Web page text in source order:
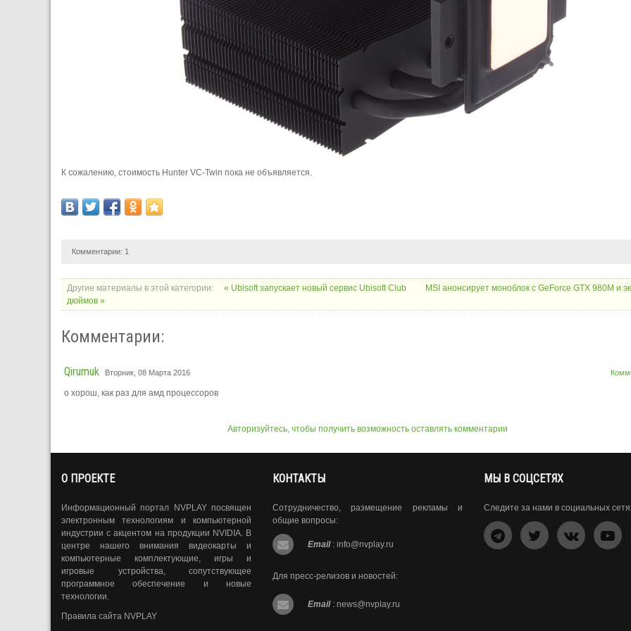
К сожалению, стоимость Hunter VC-Twin пока не объявляется.
Комментарии: 1
Другие материалы в этой категории: « Ubisoft запускает новый сервис Ubisoft Club
MSI анонсирует моноблок с GeForce GTX 980M и
дюймов »
Комментарии:
Qirumuk Вторник, 08 Марта 2016
о хорош, как раз для амд процессоров
Авторизуйтесь, чтобы получить возможность оставлять комментарии
О ПРОЕКТЕ
Информационный портал NVPLAY посвящен
электронным технологиям и компьютерной
индустрии с акцентом на продукции NVIDIA. В
центре нашего внимания видеокарты и
компьютерные комплектующие, игры и
игровые устройства, сопутствующее
программное обеспечение и новые
технологии.
Правила сайта NVPLAY
КОНТАКТЫ
Сотрудничество, размещение рекламы и
общие вопросы:
Email : info@nvplay.ru
Для пресс-релизов и новостей:
Email : news@nvplay.ru
МЫ В СОЦСЕТЯХ
Следите за нами в социальных